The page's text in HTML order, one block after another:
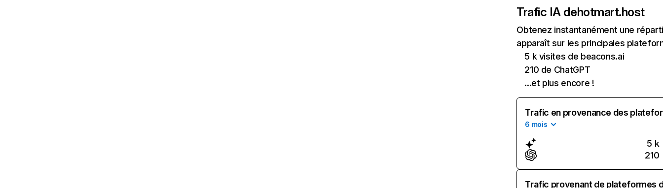
Trafic IA dehotmart.host
Obtenez instantanément une
apparaît sur les principales
5 k visites de beacons.ai
210 de ChatGPT
...et plus encore !
Trafic en provenance des
6 mois
5 k
210
Trafic provenant de plateformes